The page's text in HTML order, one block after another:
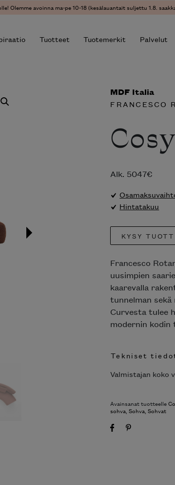
Olemme avoinna ma-pe 10-18 (kesälauantait suljettu 1.8.
Tuotteet Tuotemerkit Palvelut
MDF Italia
FRANCESCO
Alk. 5047€
Hintatakuu
KYSY
Francesco
uusimpien
kaarevalla
tunnelman
Curvesta tulee
modernin
Tekniset
Valmistajan koko
Avainsanat tuotteelle
sohva,Sohva,Sohvat